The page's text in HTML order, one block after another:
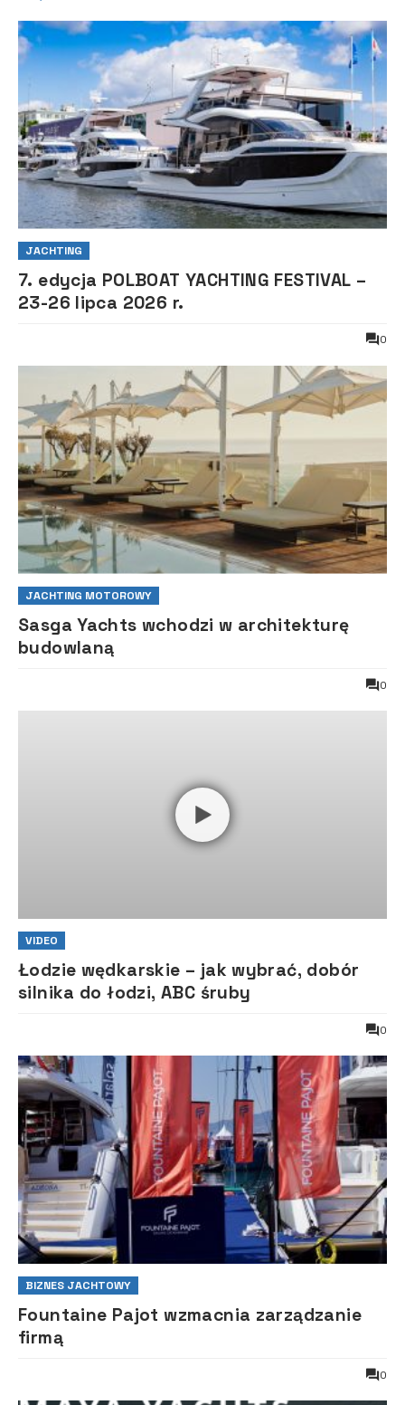
JACHTING
7. edycja POLBOAT YACHTING FESTIVAL –
23-26 lipca 2026 r.
0
JACHTING MOTOROWY
Sasga Yachts wchodzi w architekturę
budowlaną
0
VIDEO
Łodzie wędkarskie – jak wybrać, dobór
silnika do łodzi, ABC śruby
0
BIZNES JACHTOWY
Fountaine Pajot wzmacnia zarządzanie
firmą
0